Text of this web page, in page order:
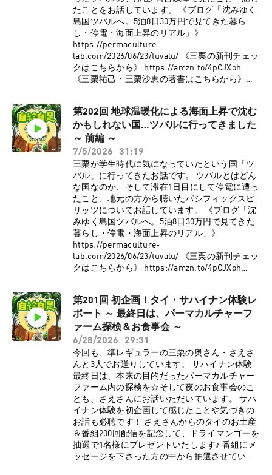
●パーマカルチャー研究所HP:
https://permaculture-lab.com/ ●三栗祐己
Instagram:
https://www.instagram.com/minimal_papa ●三
栗祐己X: https://x.com/PermacultureLab ●パー
マカルチャー研究所
Facebook:https://www.facebook.com/permacult
https://www.youtube.com/channel/UC8uYYaAG
mtKkQQrnyelLsSwCopyright © 2026 OTO-KOE
All Rights Reserved.
たことをお話しています。 《ブログ「沈みゆく
島国ツバルへ。5泊8日30万円で見てきた暮ら
し・停電・海面上昇のリアル」》
https://permaculture-
lab.com/2026/06/23/tuvalu/ 《三栗の新刊チェッ
クはこちらから》 https://amzn.to/4pOJXoh
《三栗祐己・三栗沙恵の著書はこちらから》
https://permaculture-life2.com/p/r/oCg7BjMM
●パーマカルチャー研究所HP:
https://permaculture-lab.com/ ●三栗祐己
Instagram:
https://www.instagram.com/minimal_papa ●三
栗祐己X: https://x.com/PermacultureLab ●パー
マカルチャー研究所
Facebook:https://www.facebook.com/permacult
urelaboratory ●パーマカルチャー研究所
YouTube:
https://www.youtube.com/channel/UC8uYYaAG
mtKkQQrnyelLsSwCopyright © 2026 OTO-KOE
All Rights Reserved.
第202回 地球温暖化による海面上昇で沈む
かもしれない国…ツバルに行ってきました
～ 前編 ～
7/5/2026
31:19
三栗が学生時代に気になっていたという国「ツ
バル」に行ってきたお話です。 ツバルとはどん
な国なのか、そして滞在1日目にして停電に遭っ
たこと、地元の方から聴いたパシフィックスピ
リッツについてお話しています。 《ブログ「沈
みゆく島国ツバルへ。5泊8日30万円で見てきた
暮らし・停電・海面上昇のリアル」》
https://permaculture-
lab.com/2026/06/23/tuvalu/ 《三栗の新刊チェッ
クはこちらから》 https://amzn.to/4pOJXoh
《番組へのメッセージはこちらから》
https://permaculture-life2.com/p/r/oCg7BjMM
●パーマカルチャー研究所HP:
https://permaculture-lab.com/ ●三栗祐己
Instagram:
https://www.instagram.com/minimal_papa ●三
栗祐己X: https://x.com/PermacultureLab ●パー
マカルチャー研究所
Facebook:https://www.facebook.com/permacult
urelaboratory ●パーマカルチャー研究所
YouTube:
https://www.youtube.com/channel/UC8uYYaAG
mtKkQQrnyelLsSwCopyright © 2026 OTO-KOE
All Rights Reserved.
第201回 初企画！タイ・サハイナン体験レ
ポート ～ 最終日は、パーマカルチャーフ
ァーム探検＆お食事会 ～
6/28/2026
29:31
今回も、準レギュラーの三栗の奥さん・さえさ
んと3人でお送りしています。 サハイナン体験
最終日は、本来の目的だったパーマカルチャー
ファーム内の探検を☆そして夜のお食事会のこ
とも、さえさんにお話いただいています。 サハ
イナン体験を初企画して感じたことや気づきの
お話も必聴です！ さえさんからのタイのお土産
＆番組200回配信を記念して、ドライマンゴーを
抽選で1名様にプレゼントいたします♪ 番組にメ
ッセージを下さった方の中から抽選させていた